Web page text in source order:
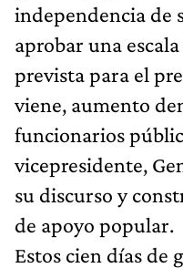
independencia de
aprobar una
prevista para el
viene, aumento
funcionarios
vicepresidente,
su discurso y
de apoyo popular.
Estos cien días de